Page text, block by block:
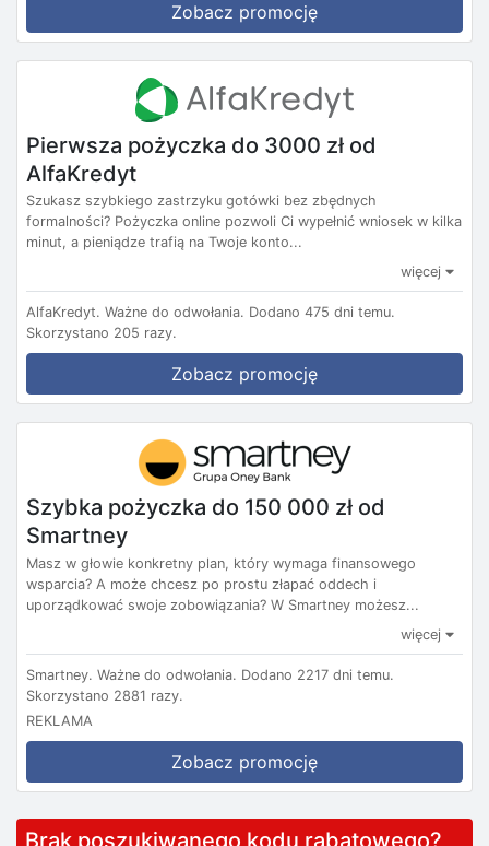
Zobacz promocję
Pierwsza pożyczka do 3000 zł od
AlfaKredyt
Szukasz szybkiego zastrzyku gotówki bez zbędnych
formalności? Pożyczka online pozwoli Ci wypełnić wniosek w kilka
minut, a pieniądze trafią na Twoje konto...
więcej
AlfaKredyt. Ważne do odwołania. Dodano 475 dni temu.
Skorzystano 205 razy.
Zobacz promocję
Szybka pożyczka do 150 000 zł od
Smartney
Masz w głowie konkretny plan, który wymaga finansowego
wsparcia? A może chcesz po prostu złapać oddech i
uporządkować swoje zobowiązania? W Smartney możesz...
więcej
Smartney. Ważne do odwołania. Dodano 2217 dni temu.
Skorzystano 2881 razy.
REKLAMA
Zobacz promocję
Brak poszukiwanego kodu rabatowego?